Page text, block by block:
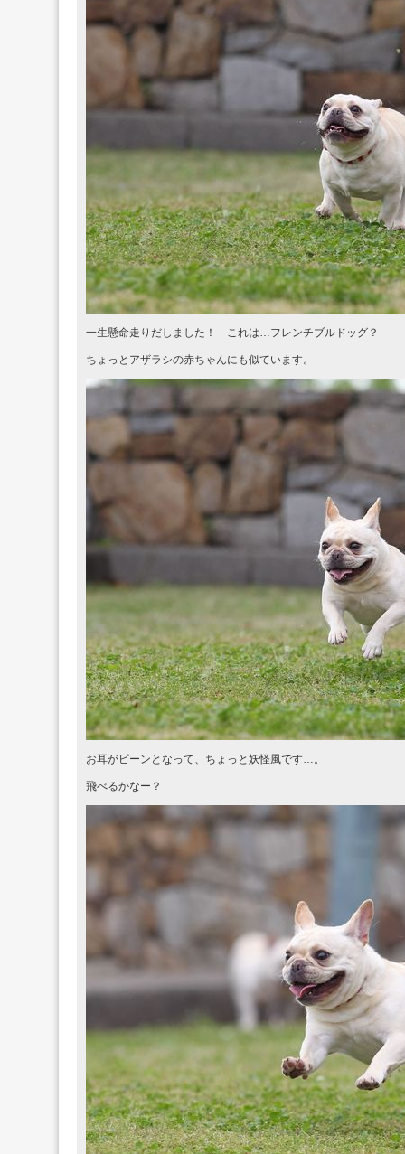
一生懸命走りだしました！ これは…フレンチブルドッグ？
ちょっとアザラシの赤ちゃんにも似ています。
お耳がピーンとなって、ちょっと妖怪風です…。
飛べるかなー？